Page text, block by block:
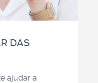
DAS
ajudar a